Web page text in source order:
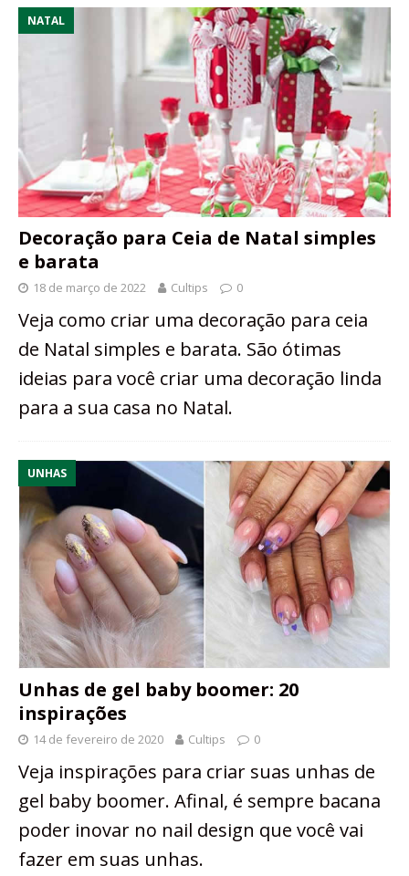
NATAL
Decoração para Ceia de Natal simples
e barata
18 de março de 2022 Cultips 0
Veja como criar uma decoração para ceia
de Natal simples e barata. São ótimas
ideias para você criar uma decoração linda
para a sua casa no Natal.
UNHAS
Unhas de gel baby boomer: 20
inspirações
14 de fevereiro de 2020 Cultips 0
Veja inspirações para criar suas unhas de
gel baby boomer. Afinal, é sempre bacana
poder inovar no nail design que você vai
fazer em suas unhas.